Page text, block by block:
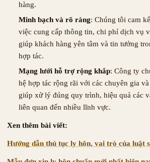
hàng.
Minh bạch và rõ ràng: Chúng tôi cam
việc cung cấp thông tin, chi phí dịch vụ
giúp khách hàng yên tâm và tin tưởng
hợp tác.
Mạng lưới hỗ trợ rộng khắp: Công ty
hệ hợp tác rộng rãi với các chuyên gia
giúp xử lý đúng quy trình, hiệu quả các
liên quan đến nhiều lĩnh vực.
Xen thêm bài viết:
Hướng dẫn thủ tục ly hôn, vai trò của luật